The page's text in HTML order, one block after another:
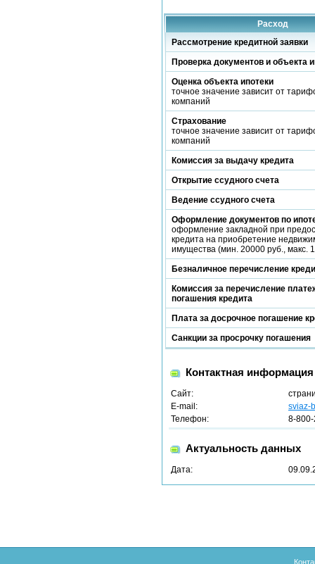
Расход
Рассмотрение кредитной заявки
Проверка документов и объекта
Оценка объекта ипотеки
точное значение зависит от
компаний
Страхование
точное значение зависит от
компаний
Комиссия за выдачу кредита
Открытие ссудного счета
Ведение ссудного счета
Оформление документов по
оформление закладной при
кредита на приобретение
имущества (мин. 20000 руб., макс.
Безналичное перечисление
Комиссия за перечисление
погашения кредита
Плата за досрочное погашение
Санкции за просрочку погашения
Контактная информация
Сайт:
E-mail:
sviaz-
Телефон:
8-
Актуальность данных
Дата: